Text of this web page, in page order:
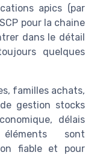
apics (par
pour la chaine
dans le détail
quelques
familles achats,
gestion stocks
délais
éléments sont
fiable et pour